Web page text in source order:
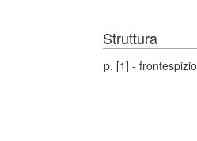
Struttura
p. [1] - frontespizio